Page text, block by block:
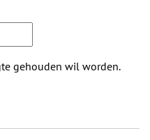
gehouden wil worden.